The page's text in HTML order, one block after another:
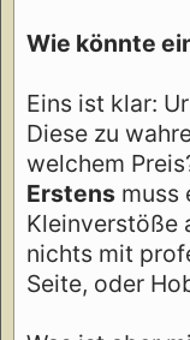
Wie könnte
Eins ist klar:
Diese zu
welchem
Erstens muss
Kleinverstöße
nichts mit
Seite, oder